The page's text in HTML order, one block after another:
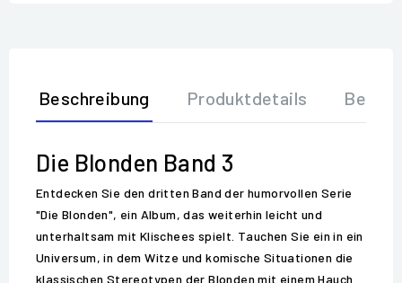
Beschreibung Produktdetails
Die Blonden Band 3
Entdecken Sie den dritten Band der humorvollen Serie
"Die Blonden", ein Album, das weiterhin leicht und
unterhaltsam mit Klischees spielt. Tauchen Sie ein in ein
Universum, in dem Witze und komische Situationen die
klassischen Stereotypen der Blonden mit einem Hauch